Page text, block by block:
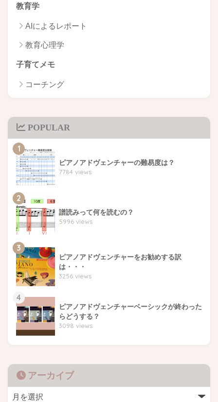
教育学
AIによるレポート
教育心理学
子育てメモ
コーチング
POPULAR
1
ピアノアドヴェンチャーの難易度は？
7784 views
2
譜読みって何を読むの？
5996 views
3
ピアノアドヴェンチャーをお勧めする訳
は・・・
3256 views
4
ピアノアドヴェンチャーベーシックが終わった
らどうする？
3098 views
アーカイブ